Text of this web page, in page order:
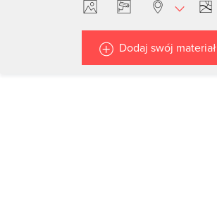
Dodaj swój materiał